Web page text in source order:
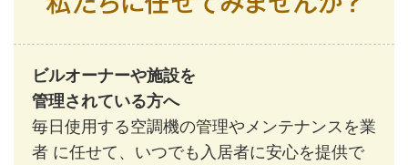
ビルオーナーや施設を
管理されている方へ
毎日使用する空調機の管理やメンテナンスを業
者 に任せて、いつでも入居者に安心を提供で